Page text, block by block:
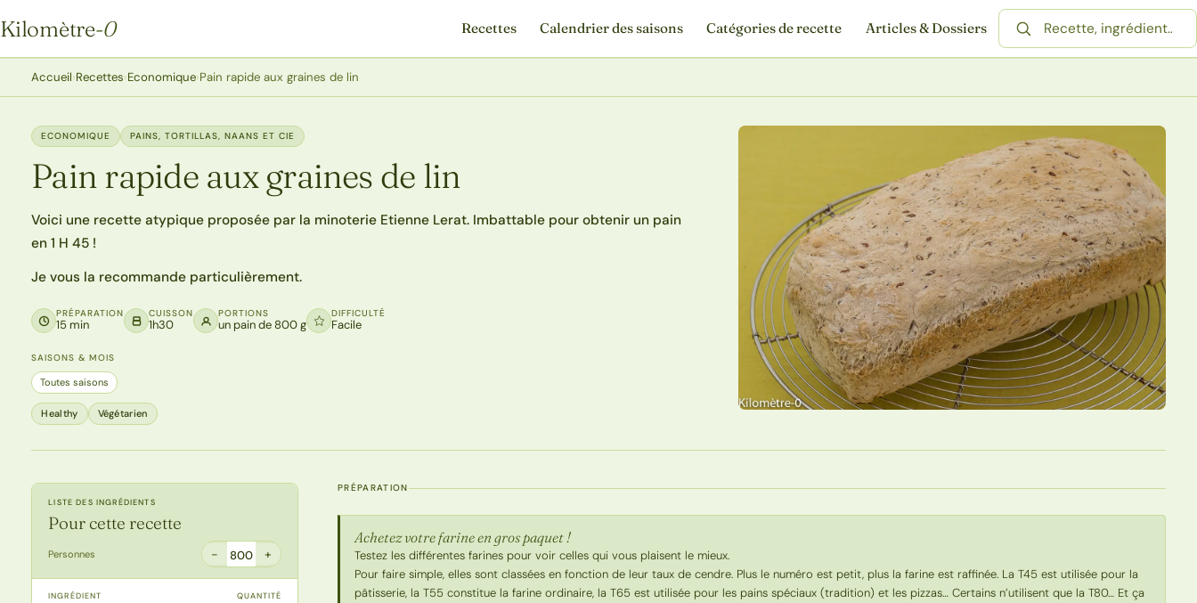
Kilomètre-0
Kilomètre-0
Recettes Calendrier des saisons Catégories de recette Articles & Dossiers
Rechercher une recette
Accueil›Recettes›Economique›Pain rapide aux graines de lin
ECONOMIQUE PAINS, TORTILLAS, NAANS ET CIE
Pain rapide aux graines de lin
Voici une recette atypique proposée par la minoterie Etienne Lerat. Imbattable pour obtenir un pain
en 1 H 45 !
Je vous la recommande particulièrement.
PRÉPARATION
15 min
CUISSON
1h30
PORTIONS
un pain de 800 g
DIFFICULTÉ
Facile
SAISONS & MOIS
Toutes saisons
Healthy Végétarien
LISTE DES INGRÉDIENTS
Pour cette recette
Personnes − 800 +
INGRÉDIENT QUANTITÉ
PRÉPARATION
Achetez votre farine en gros paquet !
Testez les différentes farines pour voir celles qui vous plaisent le mieux.
Pour faire simple, elles sont classées en fonction de leur taux de cendre. Plus le numéro est petit, plus la farine est raffinée. La T45 est utilisée pour la
pâtisserie, la T55 constitue la farine ordinaire, la T65 est utilisée pour les pains spéciaux (tradition) et les pizzas… Certains n’utilisent que la T80… Et ça